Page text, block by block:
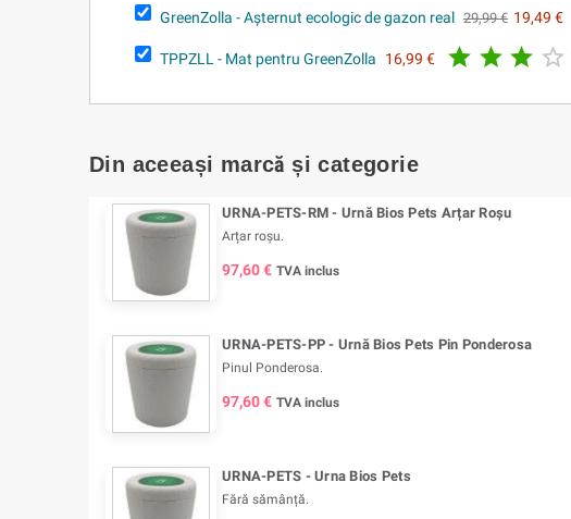
GreenZolla - Așternut ecologic de gazon real 29,99 € 19,49 €
TPPZLL - Mat pentru GreenZolla 16,99 €    
Din aceeași marcă și categorie
URNA-PETS-RM - Urnă Bios Pets Arțar Roșu
Arțar roșu.
97,60 € TVA inclus
URNA-PETS-PP - Urnă Bios Pets Pin Ponderosa
Pinul Ponderosa.
97,60 € TVA inclus
URNA-PETS - Urna Bios Pets
Fără sămânță.